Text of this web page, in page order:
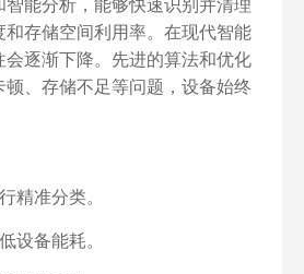
能分析，能够快速识别并清理
存储空间利用率。在现代智能
逐渐下降。先进的算法和优化
、存储不足等问题，设备始终
精准分类。
设备能耗。